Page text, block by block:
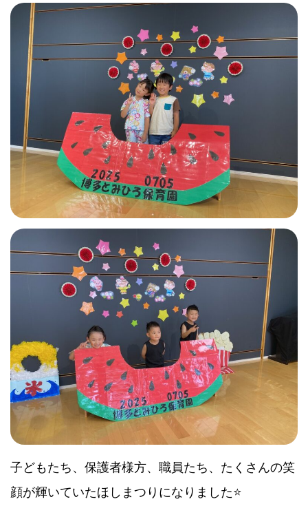
子どもたち、保護者様方、職員たち、たくさんの笑
顔が輝いていたほしまつりになりました⭐️